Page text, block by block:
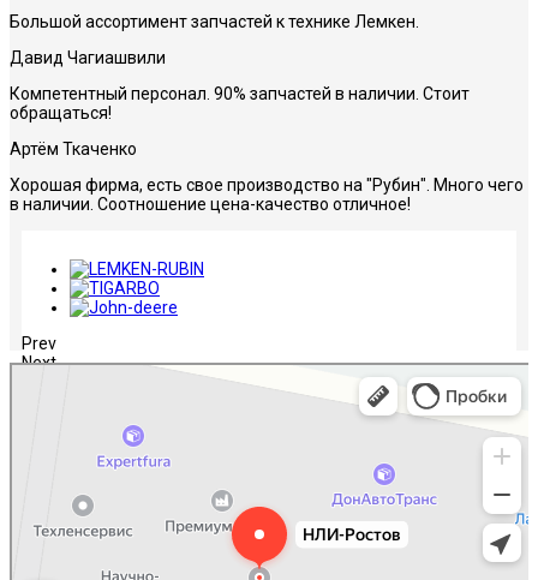
Большой ассортимент запчастей к технике Лемкен.
Давид Чагиашвили
Компетентный персонал. 90% запчастей в наличии. Стоит
обращаться!
Артём Ткаченко
Хорошая фирма, есть свое производство на "Рубин". Много чего
в наличии. Соотношение цена-качество отличное!
Prev
Next
НЛИ-Ростов
Сельскохозяйственная техника, оборудование в Ростове‑на‑Дону